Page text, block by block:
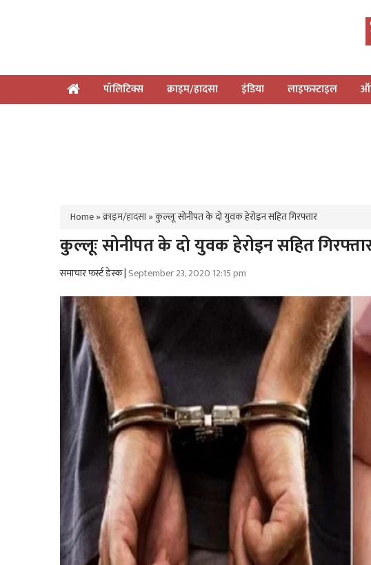
पॉलिटिक्स क्राइम/हादसा इंडिया लाइफस्टाइल
Home»क्राइम/हादसा»कुल्लूः सोनीपत के दो युवक हेरोइन सहित गिरफ्तार
कुल्लूः सोनीपत के दो युवक हेरोइन सहित
समाचार फर्स्ट डेस्क |September 23, 2020 12:15 pm